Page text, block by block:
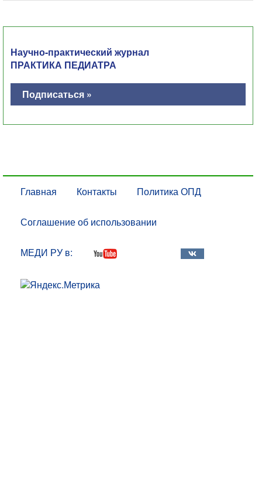
Научно-практический журнал
ПРАКТИКА ПЕДИАТРА
Подписаться »
Главная Контакты Политика ОПД
Соглашение об использовании
МЕДИ РУ в: